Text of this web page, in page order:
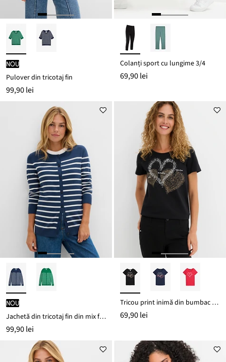
nou
Pulover din tricotaj fin
99,90 lei
Colanți sport cu lungime 3/4
69,90 lei
nou
Jachetă din tricotaj fin din mix fluid cu viscoză
99,90 lei
Tricou print inimă din bumbac organic
69,90 lei